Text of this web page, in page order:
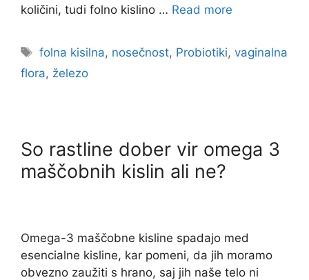
količini, tudi folno kislino … Read more
folna kisilna, nosečnost, Probiotiki,vaginalna
flora, železo
So rastline dober vir omega 3
maščobnih kislin ali ne?
Omega-3 maščobne kisline spadajo med
esencialne kisline, kar pomeni, da jih moramo
obvezno zaužiti s hrano, saj jih naše telo ni